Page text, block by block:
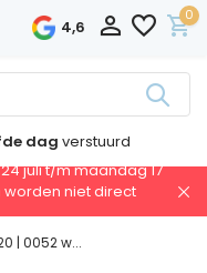
4,6
0
dag verstuurd
juli t/m maandag 17
niet direct
| 0052 w...